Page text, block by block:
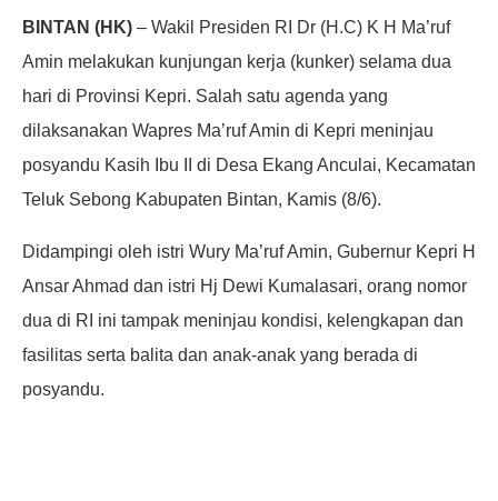
BINTAN (HK) – Wakil Presiden RI Dr (H.C) K H Ma’ruf
Amin melakukan kunjungan kerja (kunker) selama dua
hari di Provinsi Kepri. Salah satu agenda yang
dilaksanakan Wapres Ma’ruf Amin di Kepri meninjau
posyandu Kasih Ibu II di Desa Ekang Anculai, Kecamatan
Teluk Sebong Kabupaten Bintan, Kamis (8/6).
Didampingi oleh istri Wury Ma’ruf Amin, Gubernur Kepri H
Ansar Ahmad dan istri Hj Dewi Kumalasari, orang nomor
dua di RI ini tampak meninjau kondisi, kelengkapan dan
fasilitas serta balita dan anak-anak yang berada di
posyandu.